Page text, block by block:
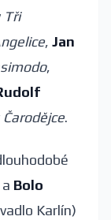
Tři
, Jan
,
Čarodějce.
a Bolo
Karlín)